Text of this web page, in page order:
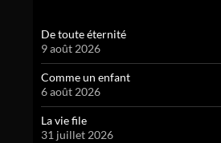
De toute éternité
9 août 2026
Comme un enfant
6 août 2026
La vie file
31 juillet 2026